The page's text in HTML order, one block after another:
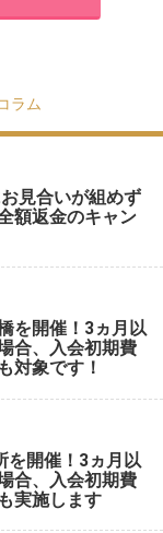
ラム
見合いが組めず
額返金のキャン
を開催！3ヵ月以
合、入会初期費
対象です！
を開催！3ヵ月以
合、入会初期費
実施します